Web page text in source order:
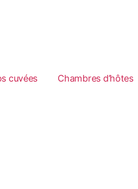
cuvées Chambres d’hôtes